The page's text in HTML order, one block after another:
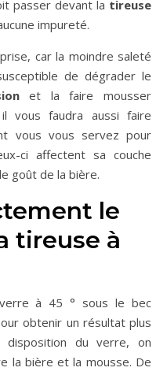
passer devant la tireuse
impureté.
car la moindre saleté
de dégrader le
et la faire mousser
il vous faudra aussi faire
vous vous servez pour
ci affectent sa couche
goût de la bière.
le
tireuse à
à 45 ° sous le bec
obtenir un résultat plus
disposition du verre, on
la bière et la mousse. De